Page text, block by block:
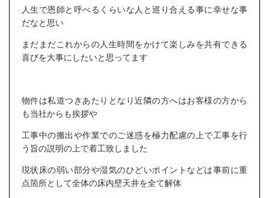
人生で恩師と呼べるくらいな人と巡り合える事に幸せな事
だなと思い
まだまだこれからの人生時間をかけて楽しみを共有できる
喜びを大事にしたいと思ってます
物件は私道つきあたりとなり近隣の方へはお客様の方から
も当社からも挨拶や
工事中の搬出や作業でのご迷惑を極力配慮の上で工事を行
う旨の説明の上で着工致しました
現状床の弱い部分や湿気のひどいポイントなどは事前に重
点箇所として全体の床内壁天井を全て解体